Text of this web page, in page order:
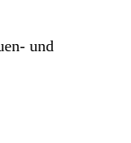
und